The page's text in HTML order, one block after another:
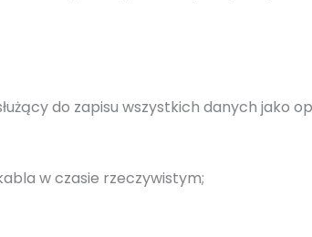
do zapisu wszystkich danych jako
w czasie rzeczywistym;